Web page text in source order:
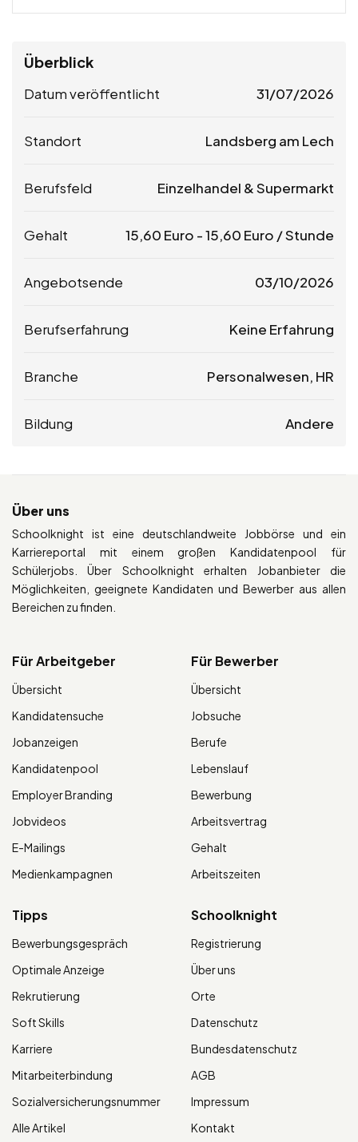
Überblick
Datum veröffentlicht 31/07/2026
Standort Landsberg am Lech
Berufsfeld Einzelhandel & Supermarkt
Gehalt 15,60 Euro -15,60 Euro / Stunde
Angebotsende 03/10/2026
Berufserfahrung Keine Erfahrung
Branche Personalwesen, HR
Bildung Andere
Über uns
Schoolknight ist eine deutschlandweite Jobbörse und ein
Karriereportal mit einem großen Kandidatenpool für
Schülerjobs. Über Schoolknight erhalten Jobanbieter die
Möglichkeiten, geeignete Kandidaten und Bewerber aus allen
Bereichen zu finden.
Für Arbeitgeber
Übersicht
Kandidatensuche
Jobanzeigen
Kandidatenpool
Employer Branding
Jobvideos
E-Mailings
Medienkampagnen
Für Bewerber
Übersicht
Jobsuche
Berufe
Lebenslauf
Bewerbung
Arbeitsvertrag
Gehalt
Arbeitszeiten
Tipps
Bewerbungsgespräch
Optimale Anzeige
Rekrutierung
Soft Skills
Karriere
Mitarbeiterbindung
Sozialversicherungsnummer
Alle Artikel
Schoolknight
Registrierung
Über uns
Orte
Datenschutz
Bundesdatenschutz
AGB
Impressum
Kontakt